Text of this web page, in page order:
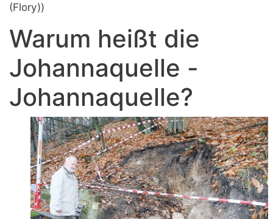
(Flory))
Warum heißt die
Johannaquelle -
Johannaquelle?